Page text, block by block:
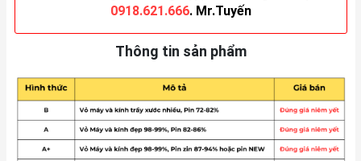
0918.621.666. Mr.Tuyến
Thông tin sản phẩm